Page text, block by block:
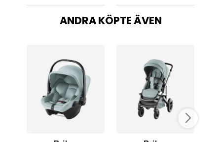
ANDRA KÖPTE ÄVEN